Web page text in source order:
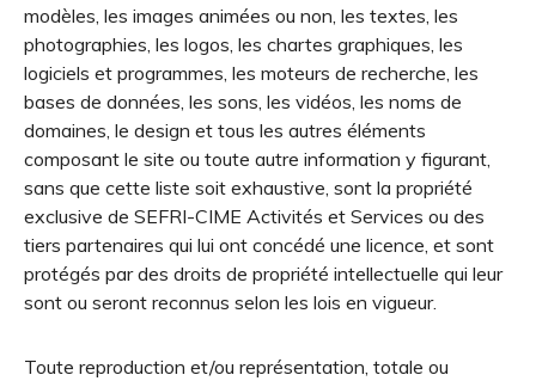
modèles, les images animées ou non, les textes, les
photographies, les logos, les chartes graphiques, les
logiciels et programmes, les moteurs de recherche, les
bases de données, les sons, les vidéos, les noms de
domaines, le design et tous les autres éléments
composant le site ou toute autre information y figurant,
sans que cette liste soit exhaustive, sont la propriété
exclusive de SEFRI-CIME Activités et Services ou des
tiers partenaires qui lui ont concédé une licence, et sont
protégés par des droits de propriété intellectuelle qui leur
sont ou seront reconnus selon les lois en vigueur.
Toute reproduction et/ou représentation, totale ou